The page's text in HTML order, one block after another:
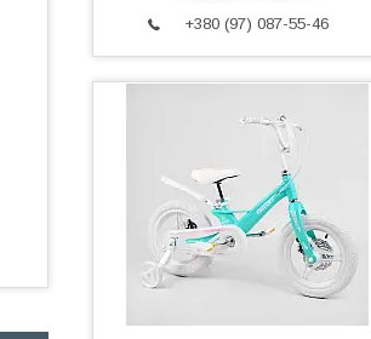
+380 (97) 087-55-46